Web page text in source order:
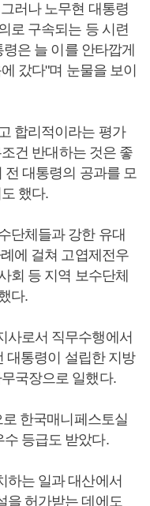
러나 노무현 대통령
로 구속되는 등 시련
은 늘 이를 안타깝게
갔다"며 눈물을 보이
합리적이라는 평가
건 반대하는 것은 좋
전 대통령의 공과를 모
했다.
단체들과 강한 유대
에 걸쳐 고엽제전우
회 등 지역 보수단체
다.
사로서 직무수행에서
대통령이 설립한 지방
국장으로 일했다.
한국매니페스토실
등급도 받았다.
하는 일과 대산에서
을 허가받는 데에도